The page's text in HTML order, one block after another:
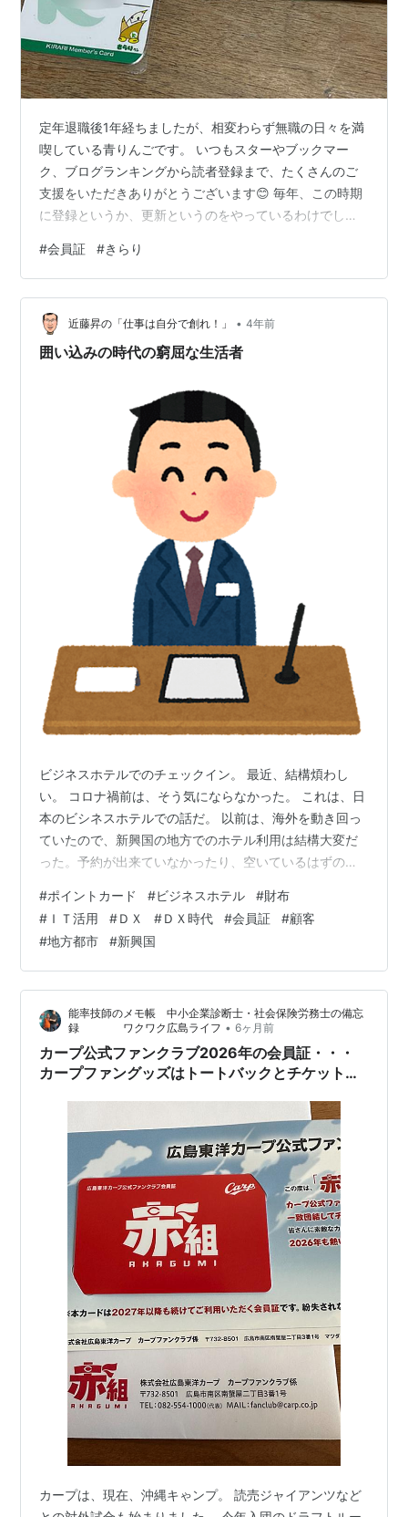
定年退職後1年経ちましたが、相変わらず無職の日々を満
喫している青りんごです。 いつもスターやブックマー
ク、ブログランキングから読者登録まで、たくさんのご
支援をいただきありがとうございます😊 毎年、この時期
に登録というか、更新というのをやっているわけでし
す。 ちなみに、去年は3月18日にやっているようです。
写真は、会員証と領収書ですが、更新する人は会員証を
もて来てくれとのことだったのですが、妻はもらってい
ないということで、私が悪いのかもと、一応、今回は写
真に残しておこうかと…。 去年のは、写真に残っていな
#会員証 #きらり
近藤昇の「仕事は自分で創れ！」 • 4年前
囲い込みの時代の窮屈な生活者
ビジネスホテルでのチェックイン。 最近、結構煩わし
い。 コロナ禍前は、そう気にならなかった。 これは、日
本のビシネスホテルでの話だ。 以前は、海外を動き回っ
ていたので、新興国の地方でのホテル利用は結構大変だ
った。予約が出来ていなかったり、空いているはずの部
感覚だから、仕方がない。ある意味馴染んでいた。 とこ
ろが、最近、便利過ぎる日本で、ビジネスホテルを利用
するのが、結構面倒くさいことに改めて気づいた。 先
日、地方都市の行きつけのホテルに泊まった。 私が悪い
のだが、ホテルの会員カードを持っていない。たまたま
忘れたのではなく、何種類かのカードを持っ…
#ポイントカード #ビジネスホテル #財布
# ＩＴ活用 #ＤＸ #ＤＸ時代 #会員証 #顧客
#地方都市 #新興国
能率技師のメモ帳 中小企業診断士・社会保険労務士の備忘
録 ワクワク広島ライフ • 6ヶ月前
カープ公式ファンクラブ2026年の会員証・・・
カープファングッズはトートバックとチケットホ
カープは、現在、沖縄キゃンプ。 読売ジャイアンツなど